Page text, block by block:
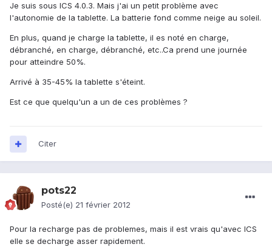
Je suis sous ICS 4.0.3. Mais j'ai un petit problème avec
l'autonomie de la tablette. La batterie fond comme neige au soleil.
En plus, quand je charge la tablette, il es noté en charge,
débranché, en charge, débranché, etc..Ca prend une journée
pour atteindre 50%.
Arrivé à 35-45% la tablette s'éteint.
Est ce que quelqu'un a un de ces problèmes ?
Citer
pots22
Posté(e) 21 février 2012
Pour la recharge pas de problemes, mais il est vrais qu'avec ICS
elle se decharge asser rapidement.